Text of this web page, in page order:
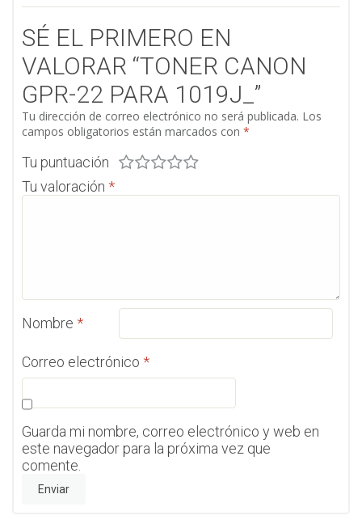
SÉ EL PRIMERO EN
VALORAR “TONER CANON
GPR-22 PARA 1019J_”
Tu dirección de correo electrónico no será publicada. Los
campos obligatorios están marcados con *
Tu puntuación
Tu valoración *
Nombre *
Correo electrónico *
Guarda mi nombre, correo electrónico y web en
este navegador para la próxima vez que
comente.